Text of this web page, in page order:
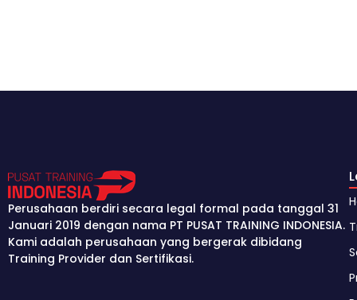
Perusahaan berdiri secara legal formal pada tanggal 31
Januari 2019 dengan nama PT PUSAT TRAINING INDONESIA.
Kami adalah perusahaan yang bergerak dibidang
Training Provider dan Sertifikasi.